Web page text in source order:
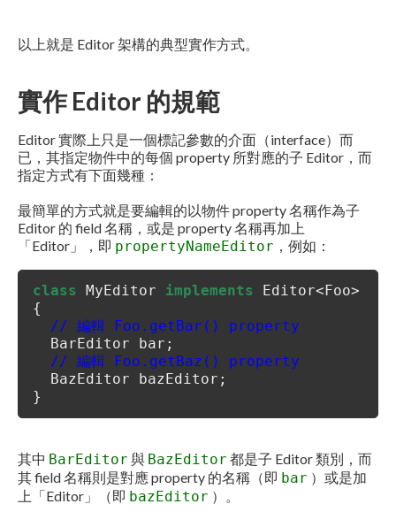
以上就是 Editor 架構的典型實作方式。
實作 Editor 的規範
Editor 實際上只是一個標記參數的介面（interface）而
已，其指定物件中的每個 property 所對應的子 Editor，而
指定方式有下面幾種：
最簡單的方式就是要編輯的以物件 property 名稱作為子
Editor 的 field 名稱，或是 property 名稱再加上
「Editor」，即 propertyNameEditor ，例如：
class MyEditor implements Editor<Foo>
{
// 編輯 Foo.getBar() property
BarEditor bar;
// 編輯 Foo.getBaz() property
BazEditor bazEditor;
}
其中 BarEditor 與 BazEditor 都是子 Editor 類別，而
其 field 名稱則是對應 property 的名稱（即 bar ）或是加
上「Editor」（即 bazEditor ）。